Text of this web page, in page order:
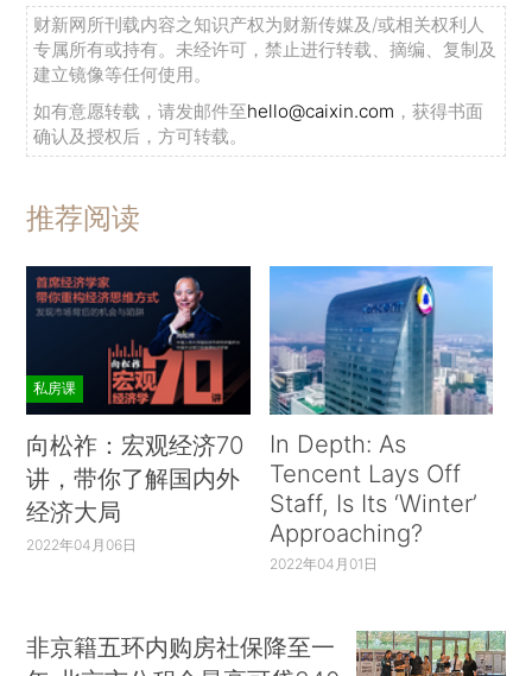
财新网所刊载内容之知识产权为财新传媒及/或相关权利人
专属所有或持有。未经许可，禁止进行转载、摘编、复制及
建立镜像等任何使用。
如有意愿转载，请发邮件至hello@caixin.com ，获得书面
确认及授权后，方可转载。
推荐阅读
私房课
向松祚：宏观经济70
讲，带你了解国内外
经济大局
2022年04月06日
In Depth: As
Tencent Lays Off
Staff, Is Its ‘Winter’
Approaching?
2022年04月01日
非京籍五环内购房社保降至一